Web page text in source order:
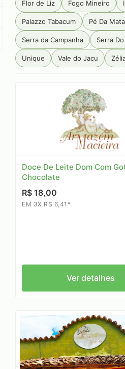
Flor de Liz Fogo Mineiro
Palazzo Tabacum Pé Da Mata
Serra da Campanha Serra
Unique Vale do Jacu
Doce De Leite Dom Com
Chocolate
R$ 18,00
EM 3X R$ 6,41*
Ver detalhes